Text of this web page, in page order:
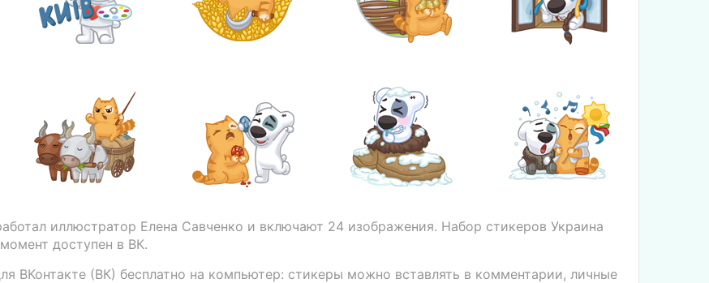
иллюстратор Елена Савченко и включают 24 изображения. Набор стикеров Украина
доступен в ВК.
ВКонтакте (ВК) бесплатно на компьютер: стикеры можно вставлять в комментарии, личные